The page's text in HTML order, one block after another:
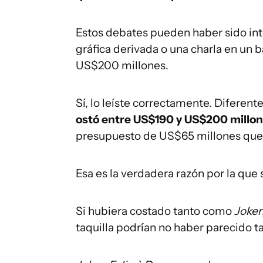
Estos debates pueden haber sido
gráfica derivada o una charla en un
US$200 millones.
Sí, lo leíste correctamente.
ostó entre US$190 y US$200
presupuesto de US$65 millones
Esa es la verdadera razón por la
Si hubiera costado tanto comoJoker
taquilla podrían no haber parecido